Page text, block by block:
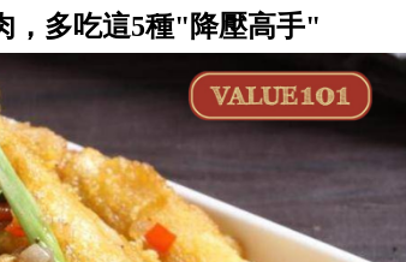
，多吃這5種"降壓高手"